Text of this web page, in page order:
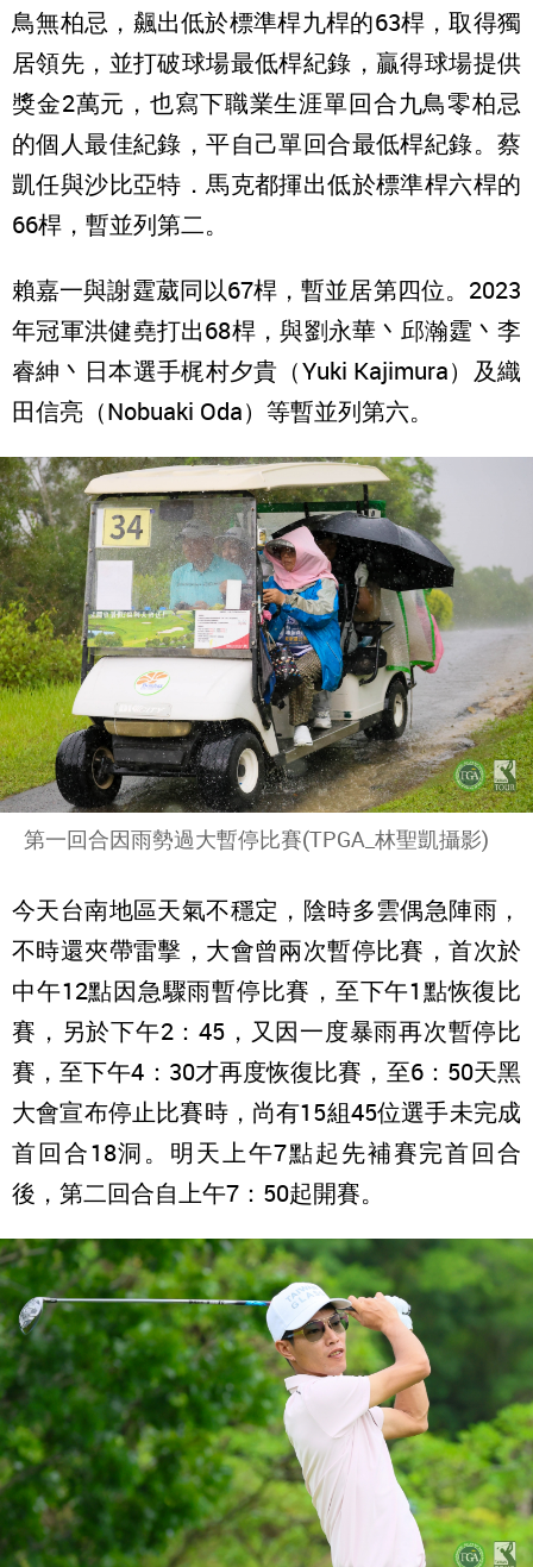
鳥無柏忌，飆出低於標準桿九桿的63桿，取得獨
居領先，並打破球場最低桿紀錄，贏得球場提供
獎金2萬元，也寫下職業生涯單回合九鳥零柏忌
的個人最佳紀錄，平自己單回合最低桿紀錄。蔡
凱任與沙比亞特．馬克都揮出低於標準桿六桿的
66桿，暫並列第二。
賴嘉一與謝霆葳同以67桿，暫並居第四位。2023
年冠軍洪健堯打出68桿，與劉永華丶邱瀚霆丶李
睿紳丶日本選手梶村夕貴（Yuki Kajimura）及織
田信亮（Nobuaki Oda）等暫並列第六。
第一回合因雨勢過大暫停比賽(TPGA_林聖凱攝影)
今天台南地區天氣不穩定，陰時多雲偶急陣雨，
不時還夾帶雷擊，大會曾兩次暫停比賽，首次於
中午12點因急驟雨暫停比賽，至下午1點恢復比
賽，另於下午2：45，又因一度暴雨再次暫停比
賽，至下午4：30才再度恢復比賽，至6：50天黑
大會宣布停止比賽時，尚有15組45位選手未完成
首回合18洞。明天上午7點起先補賽完首回合
後，第二回合自上午7：50起開賽。